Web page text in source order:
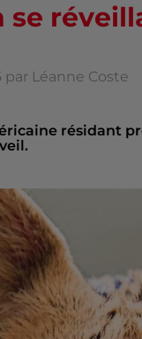
se
par Léanne Coste
résidant